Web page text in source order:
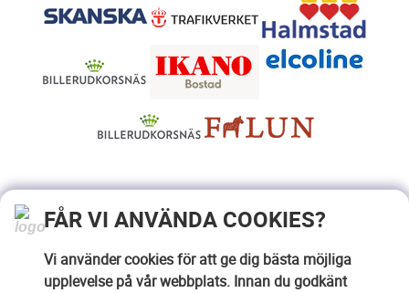
FÅR VI ANVÄNDA COOKIES?
Vi använder cookies för att ge dig bästa möjliga
upplevelse på vår webbplats. Innan du godkänt